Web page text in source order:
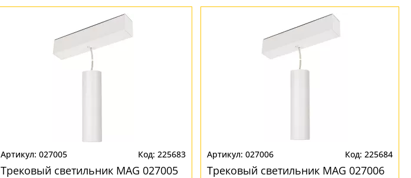
027005 225683
Трековый светильник MAG 027005
027006 225684
Трековый светильник MAG 027006